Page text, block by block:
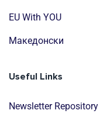
EU With YOU
Mакедонски
Useful Links
Newsletter Repository